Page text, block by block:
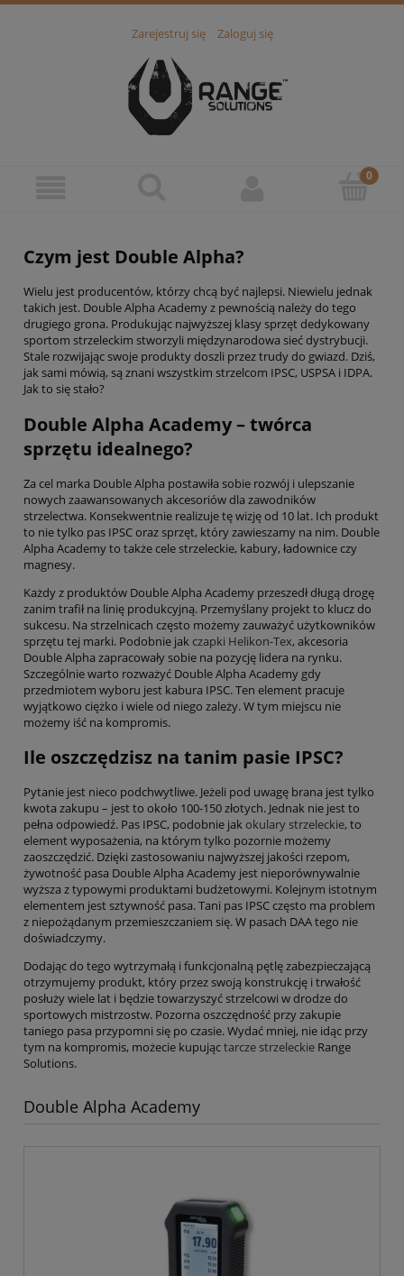
Zarejestruj się Zaloguj się
Czym jest Double Alpha?
Wielu jest producentów, którzy chcą być najlepsi. Niewielu jednak
takich jest. Double Alpha Academy z pewnością należy do tego
drugiego grona. Produkując najwyższej klasy sprzęt dedykowany
sportom strzeleckim stworzyli międzynarodowa sieć dystrybucji.
Stale rozwijając swoje produkty doszli przez trudy do gwiazd. Dziś,
jak sami mówią, są znani wszystkim strzelcom IPSC, USPSA i IDPA.
Jak to się stało?
Double Alpha Academy – twórca
sprzętu idealnego?
Za cel marka Double Alpha postawiła sobie rozwój i ulepszanie
nowych zaawansowanych akcesoriów dla zawodników
strzelectwa. Konsekwentnie realizuje tę wizję od 10 lat. Ich produkt
to nie tylko pas IPSC oraz sprzęt, który zawieszamy na nim. Double
Alpha Academy to także cele strzeleckie, kabury, ładownice czy
magnesy.
Każdy z produktów Double Alpha Academy przeszedł długą drogę
zanim trafił na linię produkcyjną. Przemyślany projekt to klucz do
sukcesu. Na strzelnicach często możemy zauważyć użytkowników
sprzętu tej marki. Podobnie jakczapki Helikon-Tex, akcesoria
Double Alpha zapracowały sobie na pozycję lidera na rynku.
Szczególnie warto rozważyć Double Alpha Academy gdy
przedmiotem wyboru jest kabura IPSC. Ten element pracuje
wyjątkowo ciężko i wiele od niego zależy. W tym miejscu nie
możemy iść na kompromis.
Ile oszczędzisz na tanim pasie IPSC?
Pytanie jest nieco podchwytliwe. Jeżeli pod uwagę brana jest tylko
kwota zakupu – jest to około 100-150 złotych. Jednak nie jest to
pełna odpowiedź. Pas IPSC, podobnie jakokulary strzeleckie, to
element wyposażenia, na którym tylko pozornie możemy
zaoszczędzić. Dzięki zastosowaniu najwyższej jakości rzepom,
żywotność pasa Double Alpha Academy jest nieporównywalnie
wyższa z typowymi produktami budżetowymi. Kolejnym istotnym
elementem jest sztywność pasa. Tani pas IPSC często ma problem
z niepożądanym przemieszczaniem się. W pasach DAA tego nie
doświadczymy.
Dodając do tego wytrzymałą i funkcjonalną pętlę zabezpieczającą
otrzymujemy produkt, który przez swoją konstrukcję i trwałość
posłuży wiele lat i będzie towarzyszyć strzelcowi w drodze do
sportowych mistrzostw. Pozorna oszczędność przy zakupie
taniego pasa przypomni się po czasie. Wydać mniej, nie idąc przy
tym na kompromis, możecie kupująctarcze strzeleckie Range
Solutions.
Double Alpha Academy